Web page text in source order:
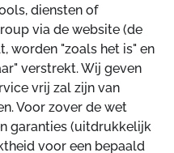
diensten of
via de website (de
worden "zoals het is" en
verstrekt. Wij geven
vrij zal zijn van
Voor zover de wet
garanties (uitdrukkelijk
voor een bepaald